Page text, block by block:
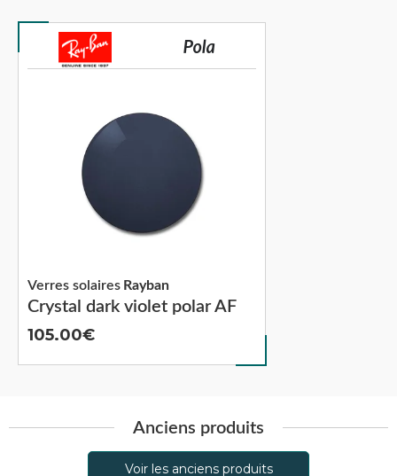
Crystal dark violet polar AF
Verres solaires Rayban
105.00
Anciens produits
Voir les anciens produits